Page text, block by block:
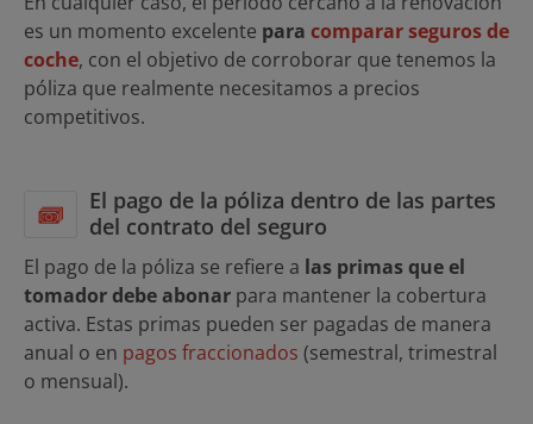
es un momento excelente para comparar seguros de
coche, con el objetivo de corroborar que tenemos la
póliza que realmente necesitamos a precios
competitivos.
El pago de la póliza dentro de las partes
del contrato del seguro
El pago de la póliza se refiere a las primas que el
tomador debe abonar para mantener la cobertura
activa. Estas primas pueden ser pagadas de manera
anual o en pagos fraccionados (semestral, trimestral
o mensual).